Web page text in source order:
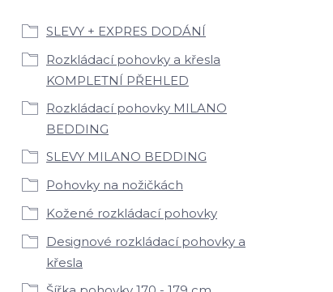
SLEVY + EXPRES DODÁNÍ
Rozkládací pohovky a křesla
KOMPLETNÍ PŘEHLED
Rozkládací pohovky MILANO
BEDDING
SLEVY MILANO BEDDING
Pohovky na nožičkách
Kožené rozkládací pohovky
Designové rozkládací pohovky a
křesla